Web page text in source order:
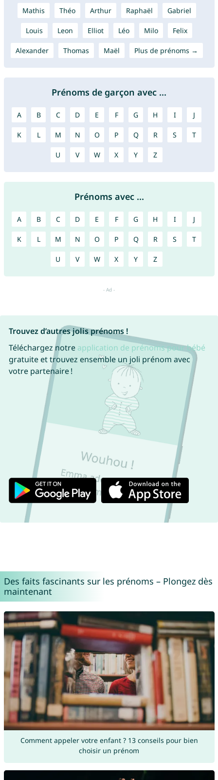
Mathis Théo Arthur Raphaël Gabriel
Louis Leon Elliot Léo Milo Felix
Alexander Thomas Maël Plus de prénoms →
Prénoms de garçon avec ...
A B C D E F G H I J
K L M N O P Q R S T
U V W X Y Z
Prénoms avec ...
A B C D E F G H I J
K L M N O P Q R S T
U V W X Y Z
Trouvez d’autres jolis prénoms !
Téléchargez notre application de prénoms pour bébé
gratuite et trouvez ensemble un joli prénom avec
votre partenaire !
Des faits fascinants sur les prénoms – Plongez dès
maintenant
Comment appeler votre enfant ? 13 conseils pour bien
choisir un prénom